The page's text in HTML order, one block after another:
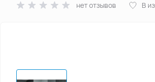
нет отзывов В